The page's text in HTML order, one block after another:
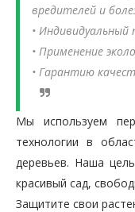
вредителей и
• Индивидуальный
• Применение
• Гарантию
Мы используем
технологии в
деревьев. Наша
красивый сад,
Защитите свои